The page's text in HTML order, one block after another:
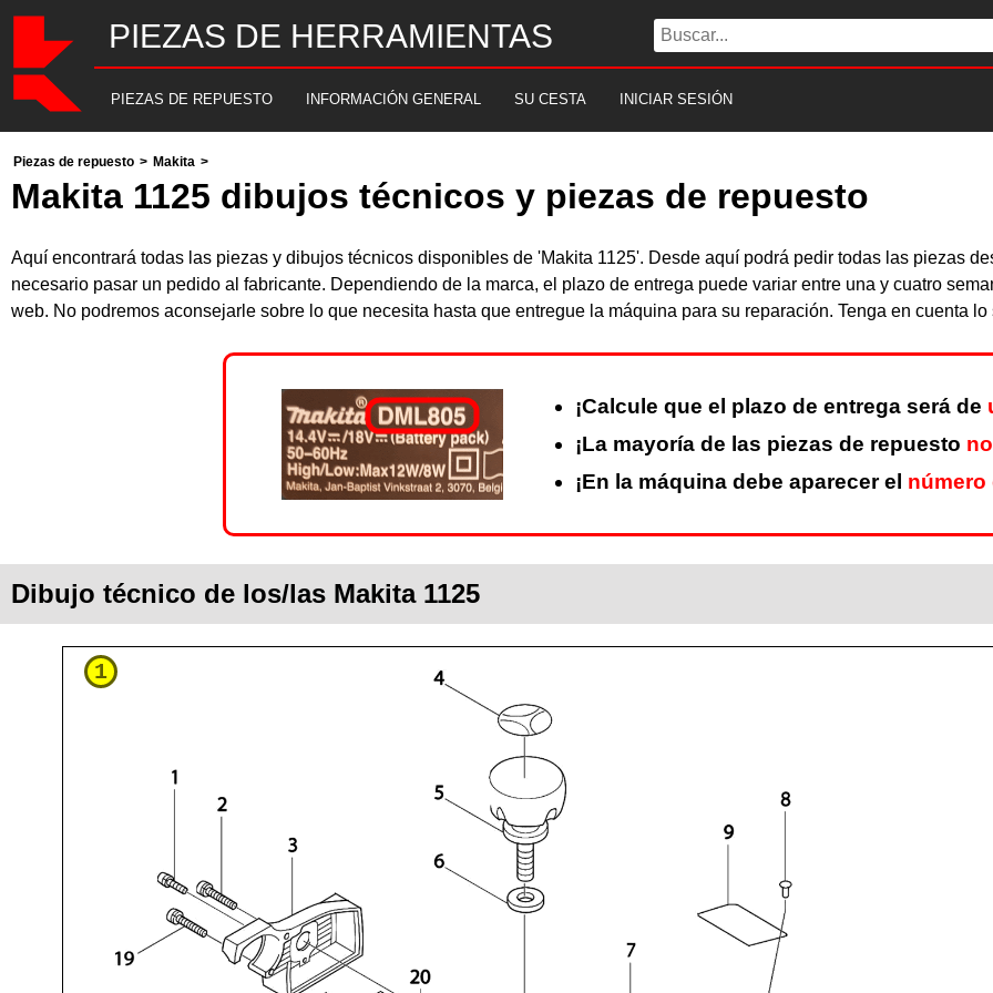
PIEZAS DE HERRAMIENTAS
PIEZAS DE REPUESTO INFORMACIÓN GENERAL SU CESTA INICIAR SESIÓN
Piezas de repuesto > Makita >
Makita 1125 dibujos técnicos y piezas de repuesto
Aquí encontrará todas las piezas y dibujos técnicos disponibles de 'Makita 1125'. Desde aquí podrá pedir todas las piezas
necesario pasar un pedido al fabricante. Dependiendo de la marca, el plazo de entrega puede variar entre una y cuatro
web. No podremos aconsejarle sobre lo que necesita hasta que entregue la máquina para su reparación. Tenga en cuenta
¡Calcule que el plazo de entrega será de
¡La mayoría de las piezas de repuesto
¡En la máquina debe aparecer el número
Dibujo técnico de los/las Makita 1125
1